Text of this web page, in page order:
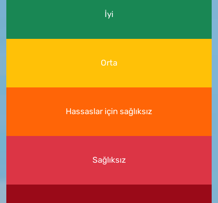
İyi
Orta
Hassaslar için sağlıksız
Sağlıksız